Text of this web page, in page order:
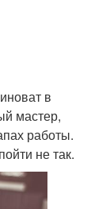
в
мастер,
работы.
не так.